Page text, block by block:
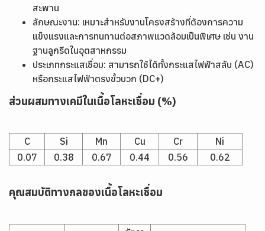
สะพาน
ลักษณะงาน: เหมาะสำหรับงานโครงสร้างที่ต้องการความ
แข็งแรงและการทนทานต่อสภาพแวดล้อมเป็นพิเศษ เช่น งาน
ฐานลูกรีดในอุตสาหกรรม
ประเภทกระแสเชื่อม: สามารถใช้ได้ทั้งกระแสไฟฟ้าสลับ (AC)
หรือกระแสไฟฟ้าตรงขั้วบวก (DC+)
ส่วนผสมทางเคมีในเนื้อโลหะเชื่อม (%)
C Si Mn Cu Cr
Ni
0.07
0.38 0.67 0.44 0.56 0.62
คุณสมบัติทางกลของเนื้อโลหะเชื่อม